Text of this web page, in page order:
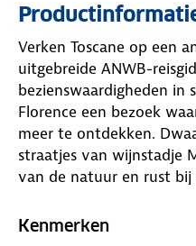
Verken Toscane op een
uitgebreide ANWB-
bezienswaardigheden in
Florence een bezoek
meer te ontdekken.
straatjes van wijnstadje
van de natuur en rust bij
Kenmerken